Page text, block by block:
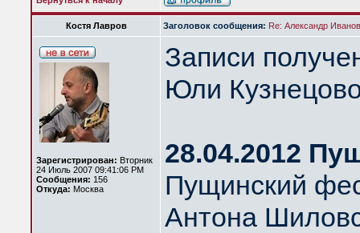
Костя Лавров Заголовок сообщения: Re: Александр
Зарегистрирован: Вторник
24 Июль 2007 09:41:06 PM
Сообщения: 156
Откуда: Москва
Записи
Юли
28.04.2012
Пущинский
Антона